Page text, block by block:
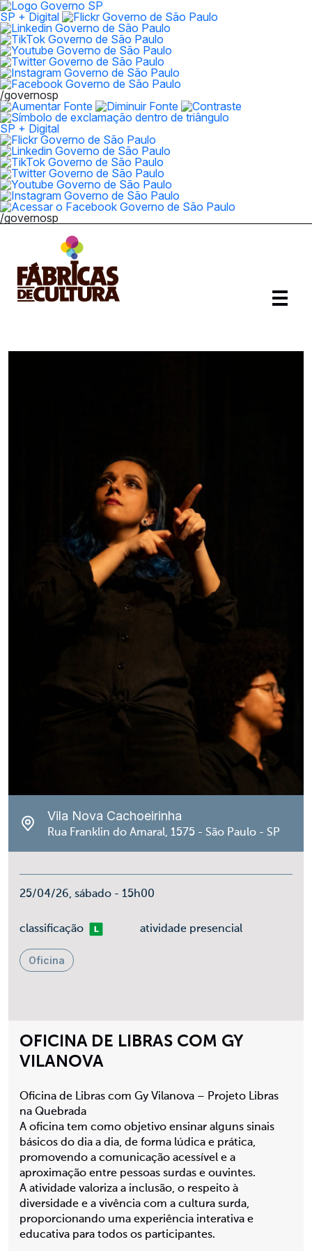
SP + Digital
/governosp
SP + Digital
/governosp
OFICINA DE LIBRAS COM GY
VILANOVA
Oficina de Libras com Gy Vilanova – Projeto Libras
na Quebrada
A oficina tem como objetivo ensinar alguns sinais
básicos do dia a dia, de forma lúdica e prática,
promovendo a comunicação acessível e a
aproximação entre pessoas surdas e ouvintes.
A atividade valoriza a inclusão, o respeito à
diversidade e a vivência com a cultura surda,
proporcionando uma experiência interativa e
educativa para todos os participantes.
Vila Nova Cachoeirinha
Rua Franklin do Amaral, 1575 - São Paulo - SP
25/04/26, sábado - 15h00
classificaçãoLivre atividade presencial
Oficina